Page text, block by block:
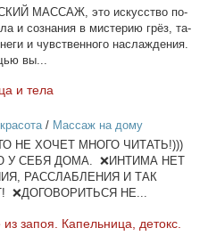
МАССАЖ, это ис­кус­ство по­
и со­зна­ния в ми­сте­рию грёз, та­
и чув­ствен­но­го на­сла­жде­ния.
вы...
и те­ла
/ Массаж на дому
НЕ ХОЧЕТ МНОГО ЧИТАТЬ!)))
У СЕБЯ ДОМА. ❌ИНТИМА НЕТ
РАССЛАБЛЕНИЯ И ТАК
❌ДОГОВОРИТЬСЯ НЕ...
за­поя. Ка­пель­ни­ца, де­токс.